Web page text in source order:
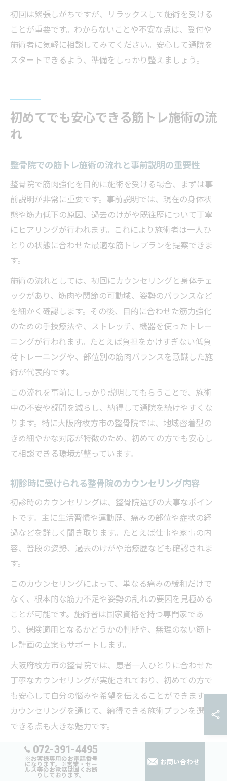
初回は緊張しがちですが、リラックスして施術を受ける
ことが重要です。わからないことや不安な点は、受付や
施術者に気軽に相談してみてください。安心して通院を
スタートできるよう、準備をしっかり整えましょう。
初めてでも安心できる筋トレ施術の流
れ
整骨院での筋トレ施術の流れと事前説明の重要性
整骨院で筋肉強化を目的に施術を受ける場合、まずは事
前説明が非常に重要です。事前説明では、現在の身体状
態や筋力低下の原因、過去のけがや既往歴について丁寧
にヒアリングが行われます。これにより施術者は一人ひ
とりの状態に合わせた最適な筋トレプランを提案できま
す。
施術の流れとしては、初回にカウンセリングと身体チェ
ックがあり、筋肉や関節の可動域、姿勢のバランスなど
を細かく確認します。その後、目的に合わせた筋力強化
のための手技療法や、ストレッチ、機器を使ったトレー
ニングが行われます。たとえば負担をかけすぎない低負
荷トレーニングや、部位別の筋肉バランスを意識した施
術が代表的です。
この流れを事前にしっかり説明してもらうことで、施術
中の不安や疑問を減らし、納得して通院を続けやすくな
ります。特に大阪府枚方市の整骨院では、地域密着型の
きめ細やかな対応が特徴のため、初めての方でも安心し
て相談できる環境が整っています。
初診時に受けられる整骨院のカウンセリング内容
初診時のカウンセリングは、整骨院選びの大事なポイン
トです。主に生活習慣や運動歴、痛みの部位や症状の経
過などを詳しく聞き取ります。たとえば仕事や家事の内
容、普段の姿勢、過去のけがや治療歴なども確認されま
す。
このカウンセリングによって、単なる痛みの緩和だけで
なく、根本的な筋力不足や姿勢の乱れの要因を見極める
ことが可能です。施術者は国家資格を持つ専門家であ
り、保険適用となるかどうかの判断や、無理のない筋ト
レ計画の立案もサポートします。
大阪府枚方市の整骨院では、患者一人ひとりに合わせた
丁寧なカウンセリングが実施されており、初めての方で
も安心して自分の悩みや希望を伝えることができます。
カウンセリングを通じて、納得できる施術プランを選択
できる点も大きな魅力です。
筋肉強化施術の安全性と整骨院の配慮ポイント
筋肉強化施術を整骨院で受ける際は、安全性の確保が最
072-391-4495
※お客様専用のお電話番号
になります。※営業・セー
ルス等のお電話は固くお断
りしております。
お問い合わせ